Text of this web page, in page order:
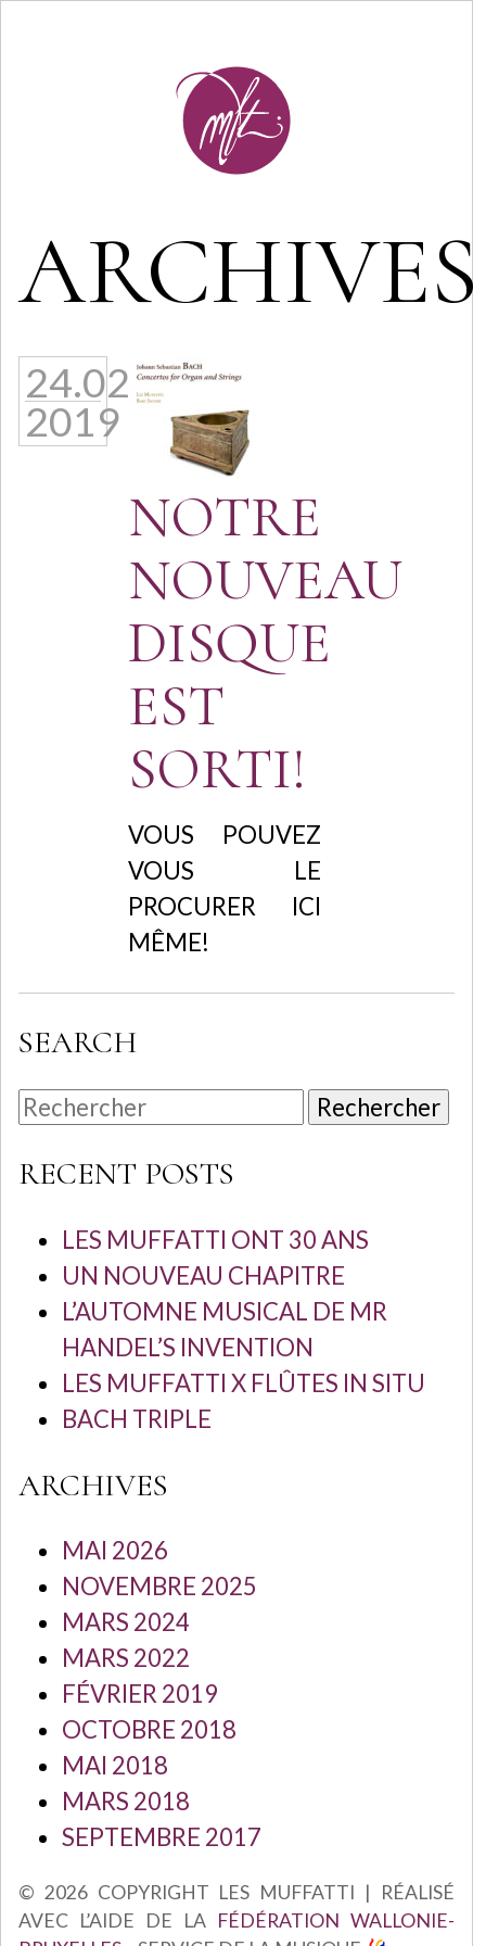
ARCHIVES
24.02
2019
NOTRE
NOUVEAU
DISQUE
EST
SORTI!
VOUS POUVEZ
VOUS LE
PROCURER ICI
MÊME!
SEARCH
Rechercher
RECENT POSTS
LES MUFFATTI ONT 30 ANS
UN NOUVEAU CHAPITRE
L’AUTOMNE MUSICAL DE MR
HANDEL’S INVENTION
LES MUFFATTI X FLÛTES IN SITU
BACH TRIPLE
ARCHIVES
MAI 2026
NOVEMBRE 2025
MARS 2024
MARS 2022
FÉVRIER 2019
OCTOBRE 2018
MAI 2018
MARS 2018
SEPTEMBRE 2017
© 2026 COPYRIGHT LES MUFFATTI | RÉALISÉ
AVEC L’AIDE DE LA FÉDÉRATION WALLONIE-